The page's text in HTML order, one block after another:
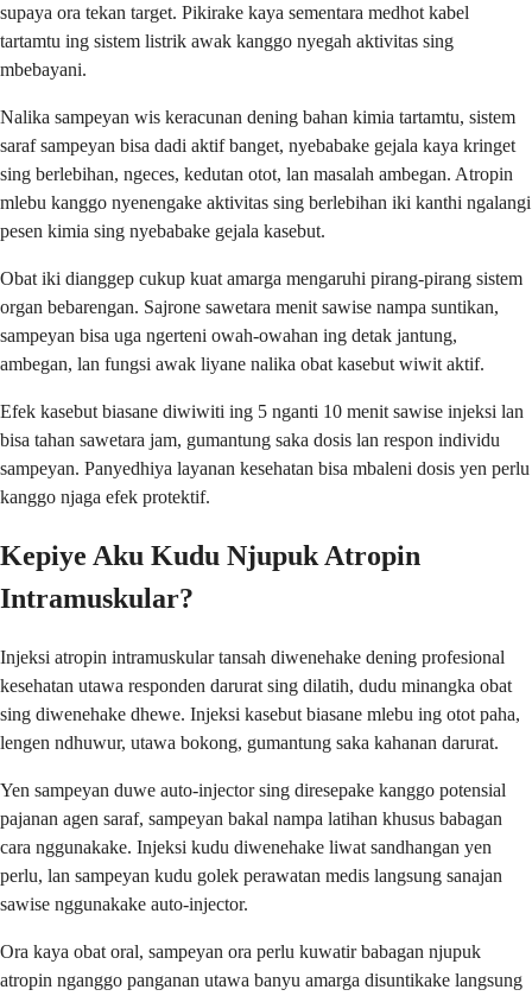
supaya ora tekan target. Pikirake kaya sementara medhot kabel
tartamtu ing sistem listrik awak kanggo nyegah aktivitas sing
mbebayani.
Nalika sampeyan wis keracunan dening bahan kimia tartamtu, sistem
saraf sampeyan bisa dadi aktif banget, nyebabake gejala kaya kringet
sing berlebihan, ngeces, kedutan otot, lan masalah ambegan. Atropin
mlebu kanggo nyenengake aktivitas sing berlebihan iki kanthi ngalangi
pesen kimia sing nyebabake gejala kasebut.
Obat iki dianggep cukup kuat amarga mengaruhi pirang-pirang sistem
organ bebarengan. Sajrone sawetara menit sawise nampa suntikan,
sampeyan bisa uga ngerteni owah-owahan ing detak jantung,
ambegan, lan fungsi awak liyane nalika obat kasebut wiwit aktif.
Efek kasebut biasane diwiwiti ing 5 nganti 10 menit sawise injeksi lan
bisa tahan sawetara jam, gumantung saka dosis lan respon individu
sampeyan. Panyedhiya layanan kesehatan bisa mbaleni dosis yen perlu
kanggo njaga efek protektif.
Kepiye Aku Kudu Njupuk Atropin
Intramuskular?
Injeksi atropin intramuskular tansah diwenehake dening profesional
kesehatan utawa responden darurat sing dilatih, dudu minangka obat
sing diwenehake dhewe. Injeksi kasebut biasane mlebu ing otot paha,
lengen ndhuwur, utawa bokong, gumantung saka kahanan darurat.
Yen sampeyan duwe auto-injector sing diresepake kanggo potensial
pajanan agen saraf, sampeyan bakal nampa latihan khusus babagan
cara nggunakake. Injeksi kudu diwenehake liwat sandhangan yen
perlu, lan sampeyan kudu golek perawatan medis langsung sanajan
sawise nggunakake auto-injector.
Ora kaya obat oral, sampeyan ora perlu kuwatir babagan njupuk
atropin nganggo panganan utawa banyu amarga disuntikake langsung